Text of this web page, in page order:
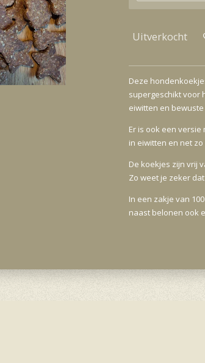
Uitverkocht
Deze
supergeschikt voor
eiwitten en
Er is ook een
in eiwitten en net zo
De koekjes zijn vrij
Zo weet je zeker
In een zakje van
naast belonen ook